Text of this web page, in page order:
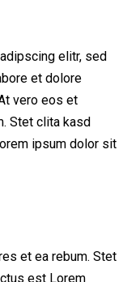
elitr, sed
et dolore
vero eos et
Stet clita kasd
ipsum dolor sit
et ea rebum. Stet
est Lorem